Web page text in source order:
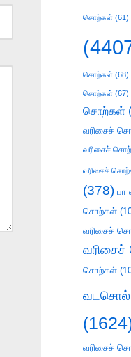
சொற்கள் (61)
சொற்கள் (68)
சொற்கள் (67)
சொற்கள்
வரிசைச்
வரிசைச்
வரிசைச்
(378) பா
சொற்கள்
வரிசைச்
சொற்கள்
வடசொல்
வரிசைச்